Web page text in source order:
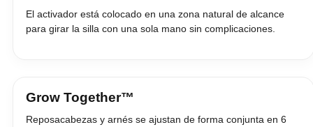
El activador está colocado en una zona natural de alcance
para girar la silla con una sola mano sin complicaciones.
Grow Together™
Reposacabezas y arnés se ajustan de forma conjunta en 6